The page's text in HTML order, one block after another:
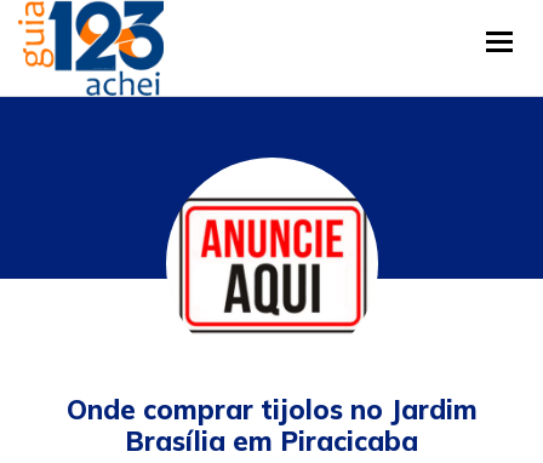
Onde comprar tijolos no Jardim
Brasília em Piracicaba